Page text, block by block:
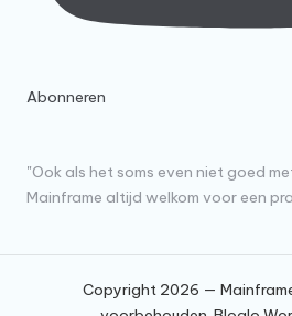
Abonneren
"Ook als het soms even niet goed
Mainframe altijd welkom voor een
Copyright 2026 —